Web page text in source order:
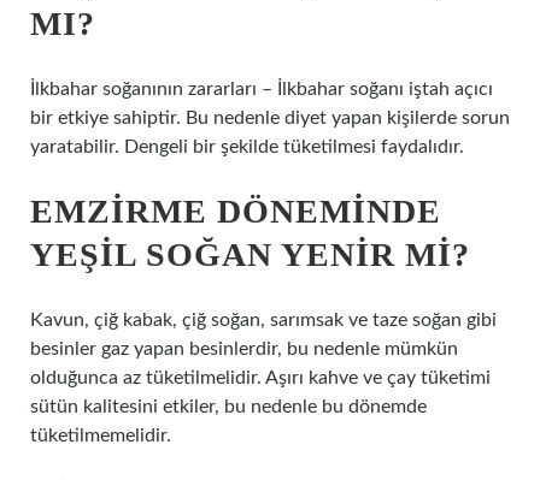
MI?
İlkbahar soğanının zararları – İlkbahar soğanı iştah açıcı
bir etkiye sahiptir. Bu nedenle diyet yapan kişilerde sorun
yaratabilir. Dengeli bir şekilde tüketilmesi faydalıdır.
EMZIRME DÖNEMINDE
YEŞIL SOĞAN YENIR MI?
Kavun, çiğ kabak, çiğ soğan, sarımsak ve taze soğan gibi
besinler gaz yapan besinlerdir, bu nedenle mümkün
olduğunca az tüketilmelidir. Aşırı kahve ve çay tüketimi
sütün kalitesini etkiler, bu nedenle bu dönemde
tüketilmemelidir.